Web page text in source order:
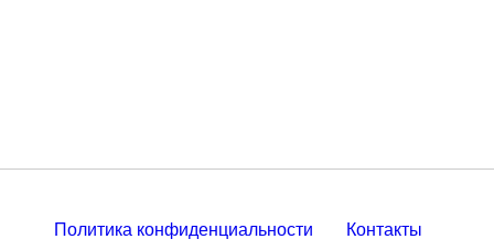
Политика конфиденциальности Контакты